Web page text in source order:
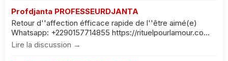
Profdjanta PROFESSEURDJANTA
Retour d''affection éfficace rapide de l''être aimé(e)
Whatsapp: +2290157714855 https://rituelpourlamour.co...
Lire la discussion →